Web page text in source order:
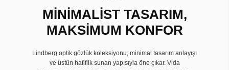
MİNİMALİST TASARIM,
MAKSİMUM KONFOR
Lindberg optik gözlük koleksiyonu, minimal tasarım anlayışı
ve üstün hafiflik sunan yapısıyla öne çıkar. Vida